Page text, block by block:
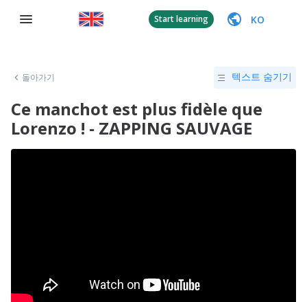
Start learning KO
돌아가기 텍스트 숨기기
Ce manchot est plus fidèle que
Lorenzo ! - ZAPPING SAUVAGE